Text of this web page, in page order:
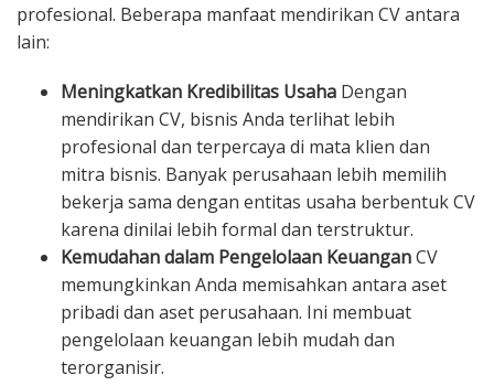
profesional. Beberapa manfaat mendirikan CV antara
lain:
Meningkatkan Kredibilitas Usaha Dengan
mendirikan CV, bisnis Anda terlihat lebih
profesional dan terpercaya di mata klien dan
mitra bisnis. Banyak perusahaan lebih memilih
bekerja sama dengan entitas usaha berbentuk CV
karena dinilai lebih formal dan terstruktur.
Kemudahan dalam Pengelolaan KeuanganCV
memungkinkan Anda memisahkan antara aset
pribadi dan aset perusahaan. Ini membuat
pengelolaan keuangan lebih mudah dan
terorganisir.